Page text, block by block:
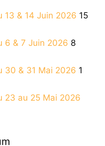
13 & 14 Juin 2026 15
6 & 7 Juin 2026 8
30 & 31 Mai 2026 1
23 au 25 Mai 2026